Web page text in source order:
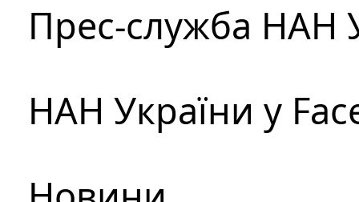
Прес-служба НАН
НАН України у